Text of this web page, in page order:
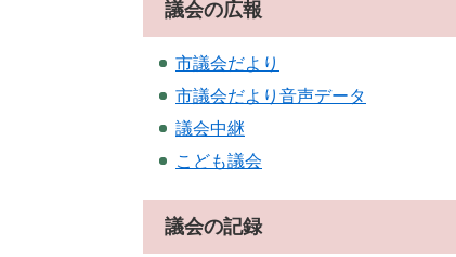
議会の広報
市議会だより
市議会だより音声データ
議会中継
こども議会
議会の記録